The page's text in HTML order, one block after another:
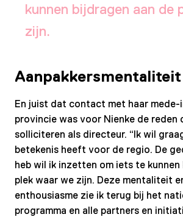
kunnen bijdragen aan de
zijn.
Aanpakkersmentaliteit
En juist dat contact met haar mede-
provincie was voor Nienke de reden
solliciteren als directeur. “Ik wil
betekenis heeft voor de regio. De
heb wil ik inzetten om iets te kunnen
plek waar we zijn. Deze mentaliteit
enthousiasme zie ik terug bij het
programma en alle partners en